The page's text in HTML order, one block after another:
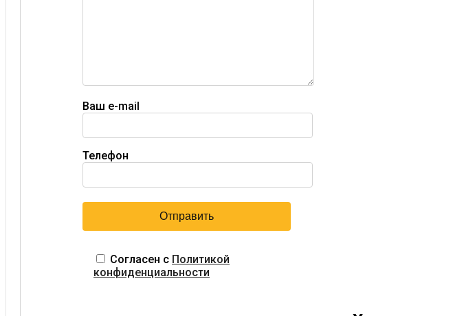
Ваш e-mail
Телефон
Согласен с Политикой
конфиденциальности